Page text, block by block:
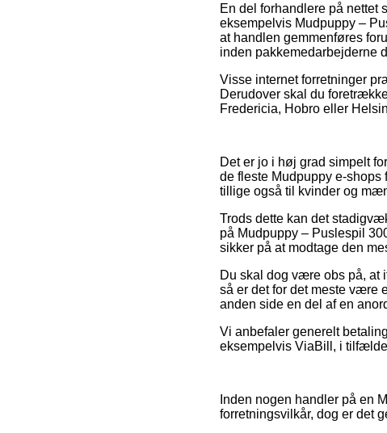
En del forhandlere på nettet
eksempelvis Mudpuppy –
at handlen gemmenføres
inden pakkemedarbejderne
Visse internet forretninger
Derudover skal du
Fredericia, Hobro eller
Det er jo i høj grad simpelt
de fleste Mudpuppy e-shops
tillige også til kvinder og
Trods dette kan det
på Mudpuppy – Puslespil
sikker på at modtage den
Du skal dog være obs på, at
så er det for det meste være
anden side en del af en
Vi anbefaler generelt
eksempelvis ViaBill, i
Inden nogen handler på en
forretningsvilkår, dog er det